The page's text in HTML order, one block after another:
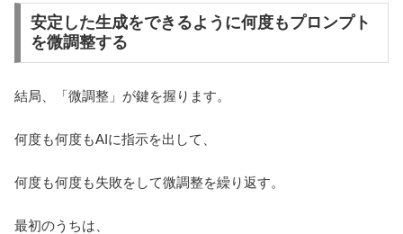
安定した生成をできるように何度もプロンプト
を微調整する
結局、「微調整」が鍵を握ります。
何度も何度もAIに指示を出して、
何度も何度も失敗をして微調整を繰り返す。
最初のうちは、